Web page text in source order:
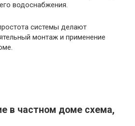
водоснабжения.
системы делают
монтаж и применение
в частном доме схема,